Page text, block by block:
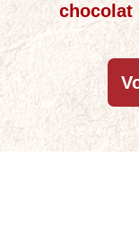
chocolat